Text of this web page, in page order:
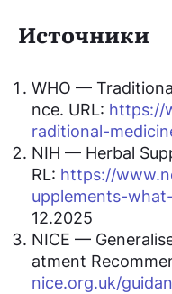
Источники
WHO —
nce. URL: https://
raditional-
NIH — Herbal
RL: https://
upplements-
12.2025
NICE —
atment
nice.org.uk/